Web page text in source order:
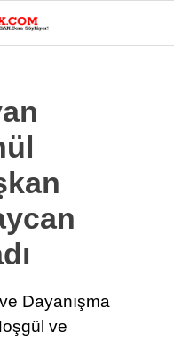
32.8
MANISA
Dayanışma
ve